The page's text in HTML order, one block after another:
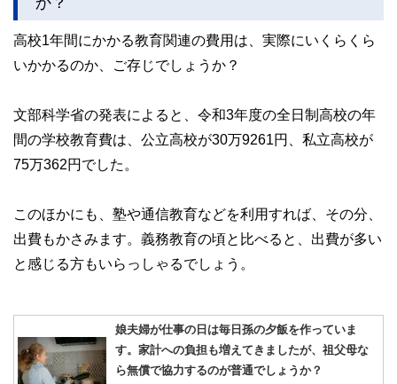
高校1年間にかかる教育関連の費用は、実際にいくらくら
いかかるのか、ご存じでしょうか？
文部科学省の発表によると、令和3年度の全日制高校の年
間の学校教育費は、公立高校が30万9261円、私立高校が
75万362円でした。
このほかにも、塾や通信教育などを利用すれば、その分、
出費もかさみます。義務教育の頃と比べると、出費が多い
と感じる方もいらっしゃるでしょう。
娘夫婦が仕事の日は毎日孫の夕飯を作っていま
す。家計への負担も増えてきましたが、祖父母な
ら無償で協力するのが普通でしょうか？